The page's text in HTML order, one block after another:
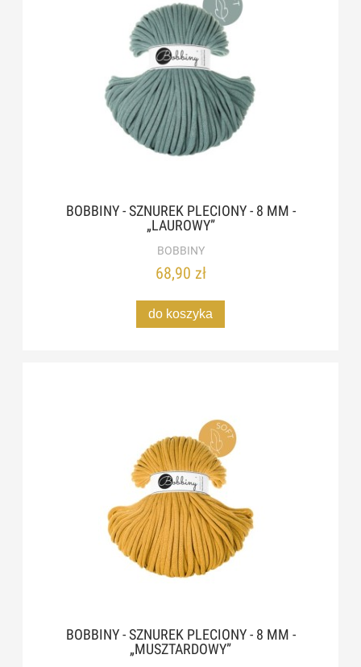
BOBBINY - SZNUREK PLECIONY - 8 MM -
„LAUROWY”
BOBBINY
68,90 zł
do koszyka
BOBBINY - SZNUREK PLECIONY - 8 MM -
„MUSZTARDOWY”